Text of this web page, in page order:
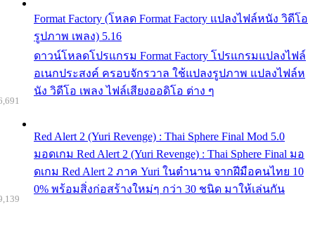
Format Factory (โหลด Format Factory แปลงไฟล์หนัง วิดีโอ
รูปภาพ เพลง) 5.16
ดาวน์โหลดโปรแกรม Format Factory โปรแกรมแปลงไฟล์
อเนกประสงค์ ครอบจักรวาล ใช้แปลงรูปภาพ แปลงไฟล์ห
นัง วิดีโอ เพลง ไฟล์เสียงออดิโอ ต่าง ๆ
Red Alert 2 (Yuri Revenge) : Thai Sphere Final Mod 5.0
มอดเกม Red Alert 2 (Yuri Revenge) : Thai Sphere Final มอ
ดเกม Red Alert 2 ภาค Yuri ในตำนาน จากฝีมือคนไทย 10
0% พร้อมสิ่งก่อสร้างใหม่ๆ กว่า 30 ชนิด มาให้เล่นกัน